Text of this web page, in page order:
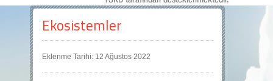
Ekosistemler
Eklenme Tarihi: 12 Ağustos 2022